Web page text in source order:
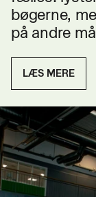
bøgerne,
på andre
LÆS MERE